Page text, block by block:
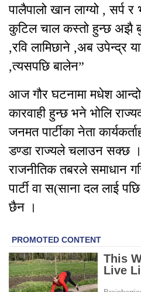
पालैपालो खान लाग्यो , सर्प
कुटिल चाल कस्तो हुन्छ अझै
,रवि लामिछाने ,अब उपेन्द्र
,त्यसपछि बालेन”
आज गौर घटनामा मधेश
कारवाही हुन्छ भने भोलि
जनमत पार्टीका नेता
डण्डा राज्यले चलाउन सक्छ ।
राजनीतिक तबरले समाधान
पार्टी वा स(साना दल लाई
छैन ।